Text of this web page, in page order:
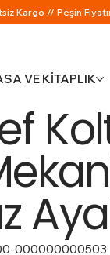
VE KİTAPLIK
000000000503